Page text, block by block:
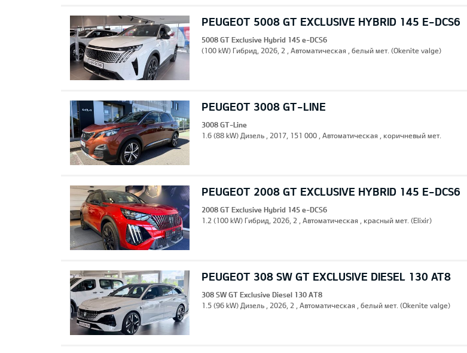
PEUGEOT 5008 GT EXCLUSIVE HYBRID 145 E-DCS6
5008 GT Exclusive Hybrid 145 e-DCS6
(100 kW) Гибрид, 2026, 2 , Автоматическая , белый мет. (Okenite valge)
PEUGEOT 3008 GT-LINE
3008 GT-Line
1.6 (88 kW) Дизель , 2017, 151 000 , Автоматическая , коричневый мет.
PEUGEOT 2008 GT EXCLUSIVE HYBRID 145 E-DCS6
2008 GT Exclusive Hybrid 145 e-DCS6
1.2 (100 kW) Гибрид, 2026, 2 , Автоматическая , красный мет. (Elixir)
PEUGEOT 308 SW GT EXCLUSIVE DIESEL 130 AT8
308 SW GT Exclusive Diesel 130 AT8
1.5 (96 kW) Дизель , 2026, 2 , Автоматическая , белый мет. (Okenite valge)